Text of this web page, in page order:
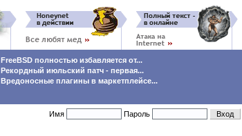
FreeBSD полностью избавляется от...
Рекордный июльский патч - первая...
Вредоносные плагины в маркетплейсе...
Имя Пароль